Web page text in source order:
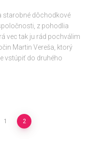
starobné dôchodkové
z pohodlia
vec tak ju rád pochválim
Martin Vereša, ktorý
vstúpiť do druhého
1 2